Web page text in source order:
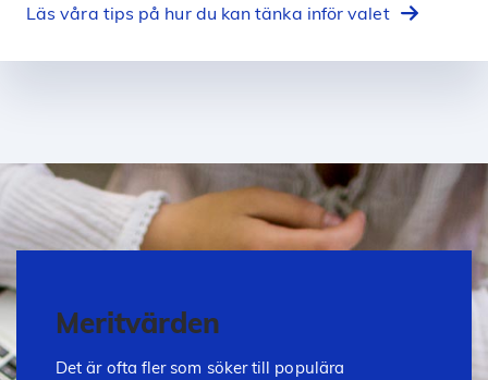
Läs våra tips på hur du kan tänka inför valet
Meritvärden
Det är ofta fler som söker till populära